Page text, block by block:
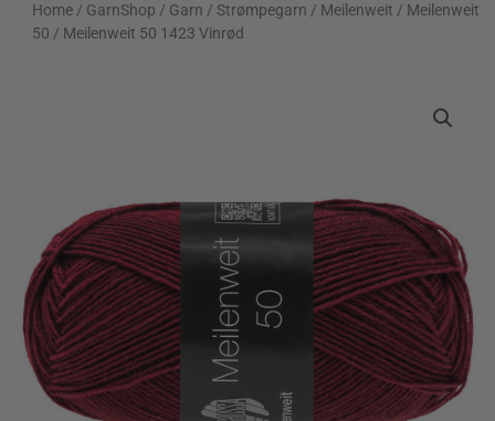
Home / GarnShop / Garn / Strømpegarn / Meilenweit / Meilenweit
50 / Meilenweit 50 1423 Vinrød